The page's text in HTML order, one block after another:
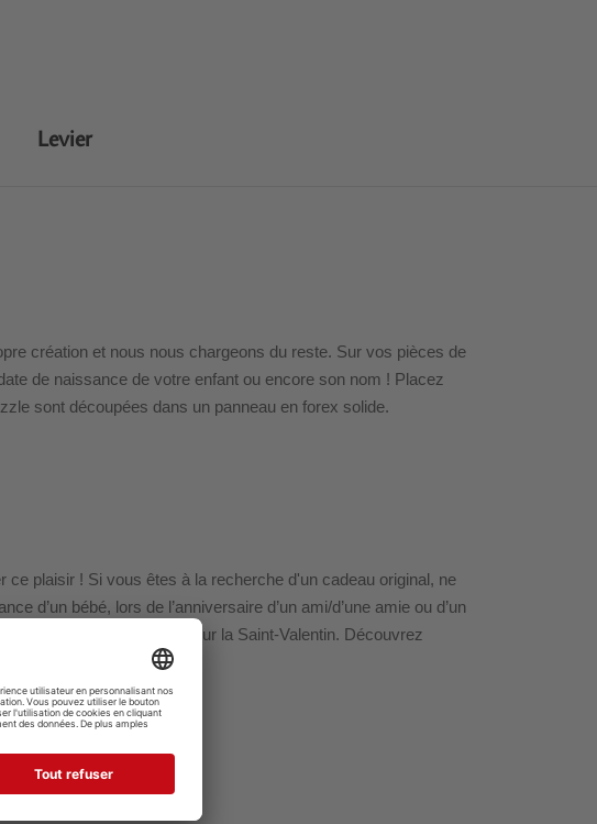
Levier
création et nous nous chargeons du reste. Sur vos pièces de
de naissance de votre enfant ou encore son nom ! Placez
sont découpées dans un panneau en forex solide.
plaisir ! Si vous êtes à la recherche d'un cadeau original, ne
d’un bébé, lors de l’anniversaire d’un ami/d’une amie ou d’un
! Le cadeau parfait pour la Saint-Valentin. Découvrez